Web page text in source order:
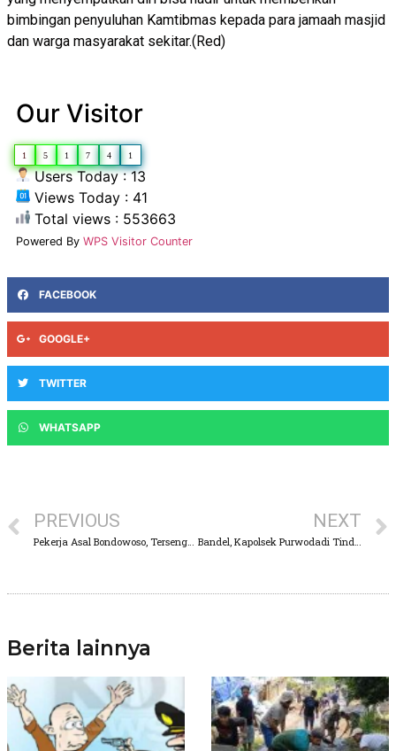
bimbingan penyuluhan Kamtibmas kepada para jamaah masjid
dan warga masyarakat sekitar.(Red)
Our Visitor
1 5 1 7 4 1
Users Today : 13
Views Today : 41
Total views : 553663
Powered By WPS Visitor Counter
FACEBOOK
GOOGLE+
TWITTER
WHATSAPP
PREVIOUS NEXT
Berita lainnya